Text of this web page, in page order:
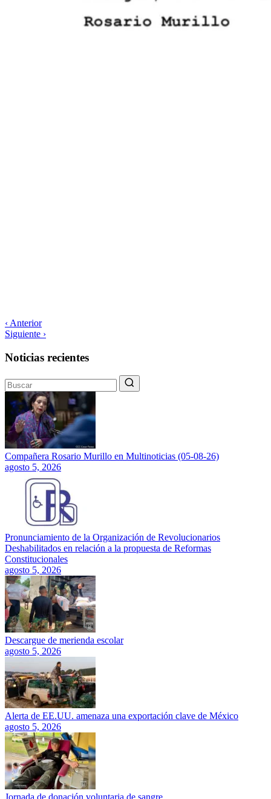
‹ Anterior
Siguiente ›
Noticias recientes
Compañera Rosario Murillo en Multinoticias (05-08-26)
agosto 5, 2026
Pronunciamiento de la Organización de Revolucionarios
Deshabilitados en relación a la propuesta de Reformas
Constitucionales
agosto 5, 2026
Descargue de merienda escolar
agosto 5, 2026
Alerta de EE.UU. amenaza una exportación clave de México
agosto 5, 2026